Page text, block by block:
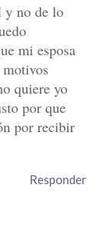
y no de lo
mi esposa
quiere yo
por que
por recibir
Responder